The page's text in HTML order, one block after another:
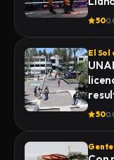
50
El Sol
50